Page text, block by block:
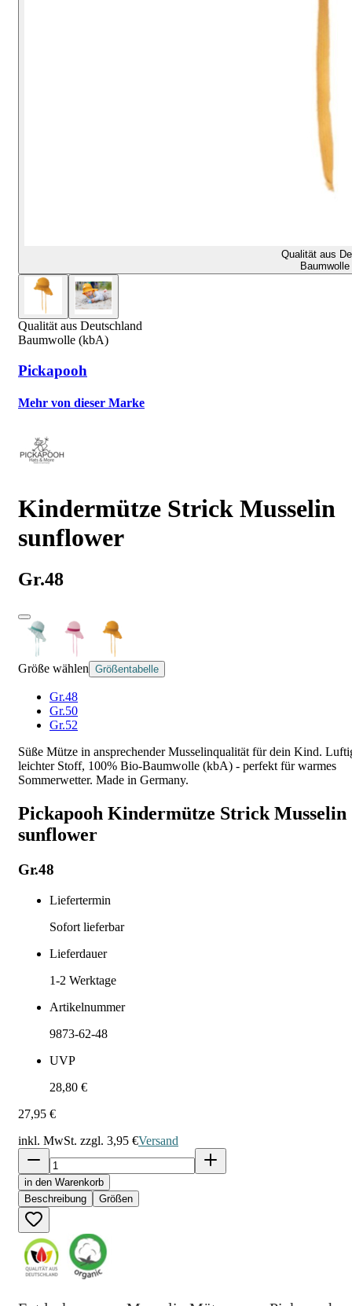
Qualität aus
Qualität aus Deutschland
Baumwolle (kbA)
Pickapooh
Mehr von dieser Marke
Kindermütze Strick Musselin
sunflower
Gr.48
Größe wählen Größentabelle
Gr.48
Gr.50
Gr.52
Süße Mütze in ansprechender Musselinqualität für dein Kind.
leichter Stoff, 100% Bio-Baumwolle (kbA) - perfekt für warmes
Sommerwetter. Made in Germany.
Pickapooh Kindermütze Strick Musselin
sunflower
Gr.48
Liefertermin
Sofort lieferbar
Lieferdauer
1-2 Werktage
Artikelnummer
9873-62-48
UVP
28,80 €
27,95 €
inkl. MwSt. zzgl. 3,95 €Versand
in den Warenkorb
Beschreibung
Größen